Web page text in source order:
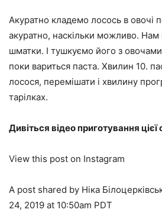
Акуратно кладемо лосось в овочі
акуратно, наскільки можливо. Нам
шматки. І тушкуємо його з
поки вариться паста. Хвилин 10.
лосося, перемішати і хвилину
тарілках.
Дивіться відео приготування цієї
View this post on Instagram
A post shared by Ніка
24, 2019 at 10:50am PDT